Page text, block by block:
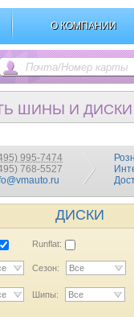
О КОМПАНИИ
ШИНЫ И ДИСКИ
995-7474
768-5527
ДИСКИ
Runflat:
Сезон: Все
Шипы: Все